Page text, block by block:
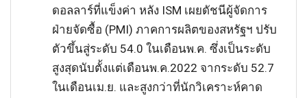
ดอลลาร์ที่แข็งค่า หลัง ISM เผยดัชนีผู้จัดการ
ฝ่ายจัดซื้อ (PMI) ภาคการผลิตของสหรัฐฯ ปรับ
ตัวขึ้นสู่ระดับ 54.0 ในเดือนพ.ค. ซึ่งเป็นระดับ
สูงสุดนับตั้งแต่เดือนพ.ค.2022 จากระดับ 52.7
ในเดือนเม.ย. และสูงกว่าที่นักวิเคราะห์คาด